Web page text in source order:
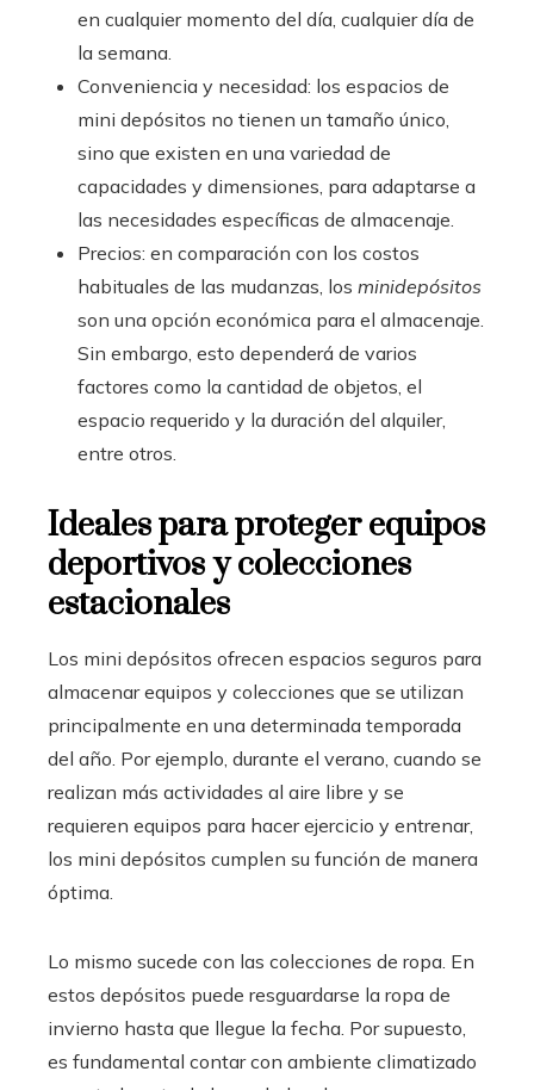
en cualquier momento del día, cualquier día de
la semana.
Conveniencia y necesidad: los espacios de
mini depósitos no tienen un tamaño único,
sino que existen en una variedad de
capacidades y dimensiones, para adaptarse a
las necesidades específicas de almacenaje.
Precios: en comparación con los costos
habituales de las mudanzas, los minidepósitos
son una opción económica para el almacenaje.
Sin embargo, esto dependerá de varios
factores como la cantidad de objetos, el
espacio requerido y la duración del alquiler,
entre otros.
Ideales para proteger equipos
deportivos y colecciones
estacionales
Los mini depósitos ofrecen espacios seguros para
almacenar equipos y colecciones que se utilizan
principalmente en una determinada temporada
del año. Por ejemplo, durante el verano, cuando se
realizan más actividades al aire libre y se
requieren equipos para hacer ejercicio y entrenar,
los mini depósitos cumplen su función de manera
óptima.
Lo mismo sucede con las colecciones de ropa. En
estos depósitos puede resguardarse la ropa de
invierno hasta que llegue la fecha. Por supuesto,
es fundamental contar con ambiente climatizado